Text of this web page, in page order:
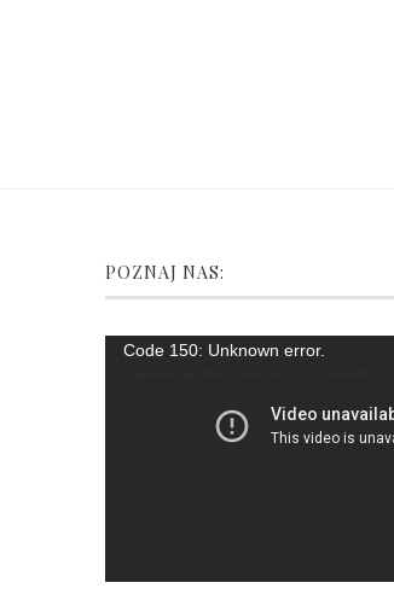
POZNAJ NAS:
Video
Code 150: Unknown error.